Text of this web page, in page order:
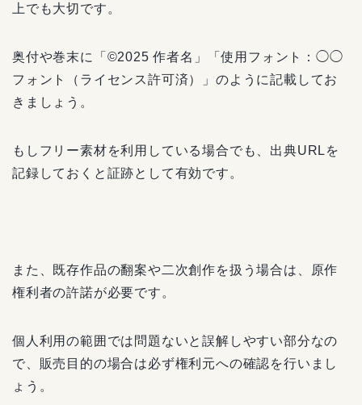
上でも大切です。
奥付や巻末に「©2025 作者名」「使用フォント：◯◯
フォント（ライセンス許可済）」のように記載してお
きましょう。
もしフリー素材を利用している場合でも、出典URLを
記録しておくと証跡として有効です。
また、既存作品の翻案や二次創作を扱う場合は、原作
権利者の許諾が必要です。
個人利用の範囲では問題ないと誤解しやすい部分なの
で、販売目的の場合は必ず権利元への確認を行いまし
ょう。